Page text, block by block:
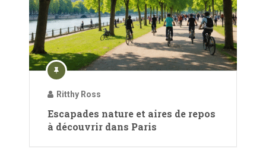
Ritthy Ross
Escapades nature et aires de repos
à découvrir dans Paris